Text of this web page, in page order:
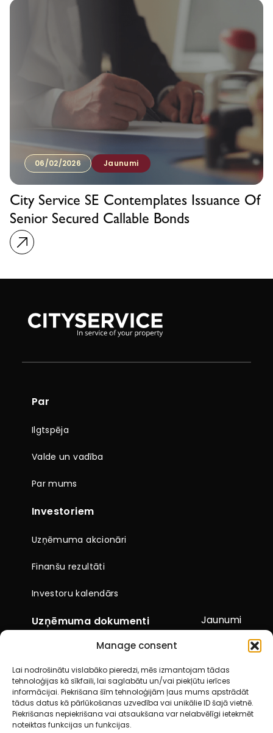
Manage consent
Lai nodrošinātu vislabāko pieredzi, mēs izmantojam tādas
tehnoloģijas kā sīkfaili, lai saglabātu un/vai piekļūtu ierīces
informācijai. Piekrišana šīm tehnoloģijām ļaus mums apstrādāt
tādus datus kā pārlūkošanas uzvedība vai unikālie ID šajā vietnē.
Piekrišanas nepiekrišana vai atsaukšana var nelabvēlīgi ietekmēt
noteiktas funkcijas un funkcijas.
06/02/2026 Jaunumi
City Service SE Contemplates Issuance Of
Senior Secured Callable Bonds
Par
Ilgtspēja
Valde un vadība
Par mums
Investoriem
Uzņēmuma akcionāri
Finanšu rezultāti
Investoru kalendārs
Uzņēmuma dokumenti
Citi dokumenti
Pārskati un paziņojumi
Akcionāru kopsapulces
Jaunumi
Kontakti